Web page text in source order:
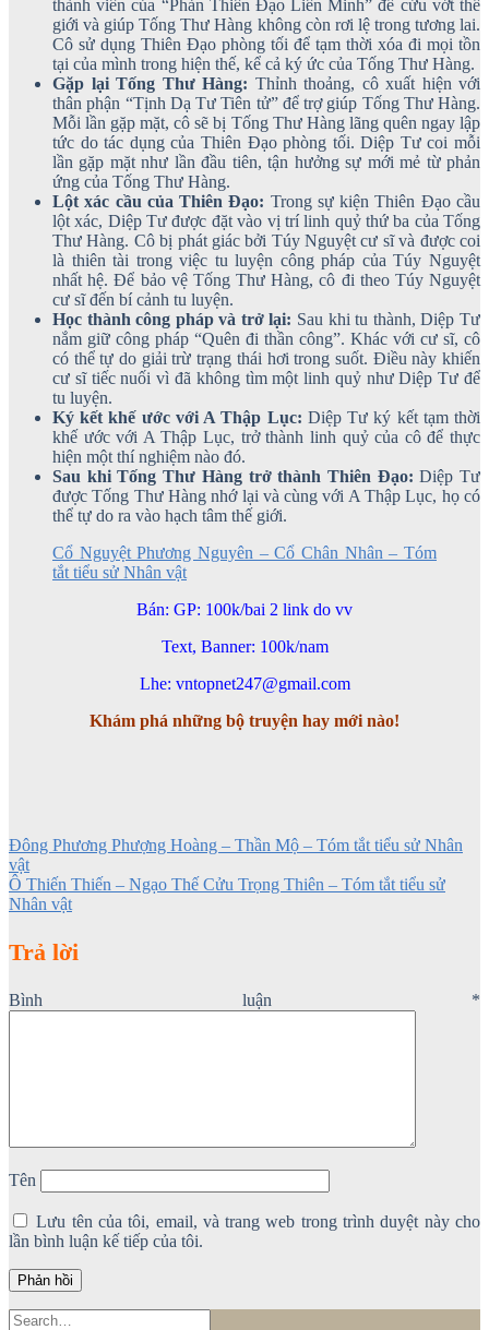
thành viên của “Phản Thiên Đạo Liên Minh” để cứu vớt thế
giới và giúp Tống Thư Hàng không còn rơi lệ trong tương lai.
Cô sử dụng Thiên Đạo phòng tối để tạm thời xóa đi mọi tồn
tại của mình trong hiện thế, kể cả ký ức của Tống Thư Hàng.
Gặp lại Tống Thư Hàng: Thỉnh thoảng, cô xuất hiện với
thân phận “Tịnh Dạ Tư Tiên tử” để trợ giúp Tống Thư Hàng.
Mỗi lần gặp mặt, cô sẽ bị Tống Thư Hàng lãng quên ngay lập
tức do tác dụng của Thiên Đạo phòng tối. Diệp Tư coi mỗi
lần gặp mặt như lần đầu tiên, tận hưởng sự mới mẻ từ phản
ứng của Tống Thư Hàng.
Lột xác cầu của Thiên Đạo: Trong sự kiện Thiên Đạo cầu
lột xác, Diệp Tư được đặt vào vị trí linh quỷ thứ ba của Tống
Thư Hàng. Cô bị phát giác bởi Túy Nguyệt cư sĩ và được coi
là thiên tài trong việc tu luyện công pháp của Túy Nguyệt
nhất hệ. Để bảo vệ Tống Thư Hàng, cô đi theo Túy Nguyệt
cư sĩ đến bí cảnh tu luyện.
Học thành công pháp và trở lại: Sau khi tu thành, Diệp Tư
nắm giữ công pháp “Quên đi thần công”. Khác với cư sĩ, cô
có thể tự do giải trừ trạng thái hơi trong suốt. Điều này khiến
cư sĩ tiếc nuối vì đã không tìm một linh quỷ như Diệp Tư để
tu luyện.
Ký kết khế ước với A Thập Lục: Diệp Tư ký kết tạm thời
khế ước với A Thập Lục, trở thành linh quỷ của cô để thực
hiện một thí nghiệm nào đó.
Sau khi Tống Thư Hàng trở thành Thiên Đạo: Diệp Tư
được Tống Thư Hàng nhớ lại và cùng với A Thập Lục, họ có
thể tự do ra vào hạch tâm thế giới.
Cổ Nguyệt Phương Nguyên – Cổ Chân Nhân – Tóm
tắt tiểu sử Nhân vật
Bán: GP: 100k/bai 2 link do vv
Text, Banner: 100k/nam
Lhe: vntopnet247@gmail.com
Khám phá những bộ truyện hay mới nào!
Đông Phương Phượng Hoàng – Thần Mộ – Tóm tắt tiểu sử Nhân
vật
Ô Thiến Thiến – Ngạo Thế Cửu Trọng Thiên – Tóm tắt tiểu sử
Nhân vật
Trả lời
Bình luận *
Tên
Lưu tên của tôi, email, và trang web trong trình duyệt này cho
lần bình luận kế tiếp của tôi.